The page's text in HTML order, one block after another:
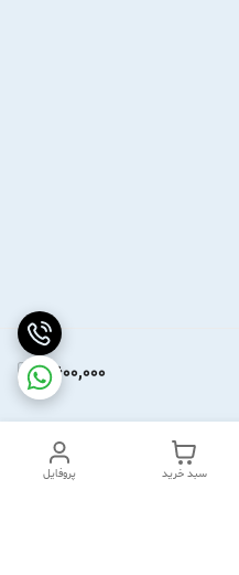
2,600,000
پروفایل سبد خرید